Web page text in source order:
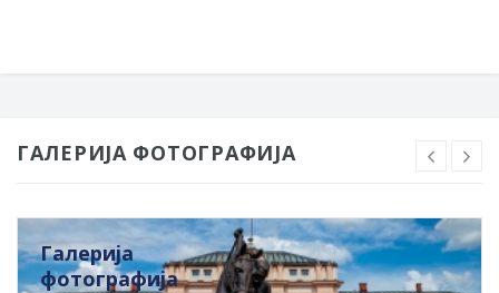
ГАЛЕРИЈА ФОТОГРАФИЈА
Галерија
фотографија